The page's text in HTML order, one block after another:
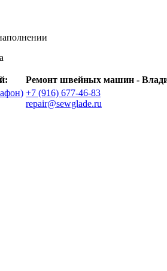
Ремонт швейных машин -
+7 (916) 677-46-83
repair@sewglade.ru